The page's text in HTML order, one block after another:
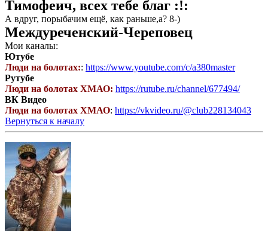
Тимофеич, всех тебе благ :!:
А вдруг, порыбачим ещё, как раньше,а? 8-)
Междуреченский-Череповец
Мои каналы:
Ютубе
Люди на болотах:: https://www.youtube.com/c/a380master
Рутубе
Люди на болотах ХМАО: https://rutube.ru/channel/677494/
ВК Видео
Люди на болотах ХМАО: https://vkvideo.ru/@club228134043
Вернуться к началу